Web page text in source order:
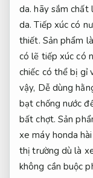
da. hãy sắm chất
da. Tiếp xúc có
thiết. Sản phẩm
có lẽ tiếp xúc có
chiếc có thể bị gỉ
vậy, Dễ dùng
bạt chống nước
bất chợt. Sản
xe máy honda
thị trường dù là
không cần buộc